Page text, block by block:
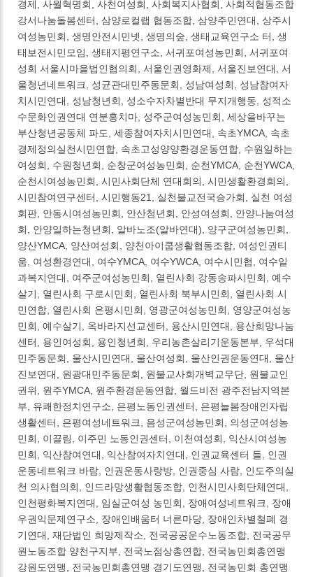
경제, 사월혁명회, 사천여성회, 사회복지사협회, 사회적협동조합
강서나눔돌봄센터, 삼양로컬랩 협동조합, 삼양주민연대, 상주시
여성농민회, 생명안전시민넷, 생명의숲, 생태교육연구소 터, 생
태보전시민모임, 생태지평연구소, 서귀포여성농민회, 서귀포여
성회 서울시마을법인협의회, 서울인권영화제, 서울진보연대, 서
울청년네트워크, 성균관대민주동문회, 성남여성회, 성남참여자
치시민연대, 성남청년회, 성소수자차별반대 무지개행동, 성적소
수문화인권연대 연분홍치마, 성주군여성농민회, 세상을바꾸는
부산청년공동체 파도, 세종참여자치시민연대, 속초YMCA, 속초
경제정의실천시민연합, 속초고성양양환경운동연합, 수원일하는
여성회, 수원청년회, 순창군여성농민회, 순천YMCA, 순천YWCA,
순천시여성농민회, 시민사회단체 연대회의, 시민생활환경회의,
시민참여연구센터, 시민행동21, 실천불교전국승가회, 실천 여성
회판, 안동시여성농민회, 안산청년회, 안성여성회, 안양나눔여성
회, 안양일하는청년회, 알바노조(알바연대), 양구군여성농민회,
양산YMCA, 양산여성회, 양천아이쿱생활협동조합, 여성인권티
움, 여성환경연대, 여수YMCA, 여수YWCA, 여수시민협, 여수일
과복지연대, 여주군여성농민회, 열린사회 강동송파시민회, 예수
살기, 열린사회 구로시민회, 열린사회 북부시민회, 열린사회 시
민연합, 열린사회 은평시민회, 영광군여성농민회, 영양군여성농
민회, 예수살기, 옥바라지선교센터, 용산시민연대, 용산희망나눔
센터, 용인여성회, 용인청년회, 우리농촌살리기운동본부, 우석대
민주동문회, 울산시민연대, 울산여성회, 울산인권운동연대, 울산
진보연대, 원광대민주동문회, 원불교사회개벽교무단, 원불교인
권위, 원주YMCA, 원주환경운동연합, 월드비전 광주전남지역본
부, 유쾌한정치연구소, 은평노동인권센터, 은평늘봄장애인자립
생활센터, 은평여성네트워크, 음성군여성농민회, 의성군여성농
민회, 이끌림, 이주민 노동인권센터, 이천여성회, 익산시여성농
민회, 익산참여연대, 익산참여자치연대, 인권교육센터 들, 인권
운동네트워크 바람, 인권운동사랑방, 인권중심 사람, 인도주의실
천 의사협의회, 인드라망생활협동조합, 인천시민사회단체연대,
인천평화복지연대, 임실군여성 농민회, 장애여성네트워크, 장애
우권익문제연구소, 장애인배움터 너른마당, 장애인차별철폐 경
기연대, 재단법인 희망제작소, 전국공공운수노동조합, 전국공무
원노동조합 양천구지부, 전국노점상총연합, 전국농민회총연맹
강원도연맹, 전국농민회총연맹 경기도연맹, 전국농민회 총연맹